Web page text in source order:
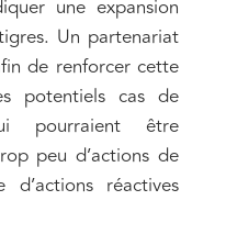
une expansion
Un partenariat
de renforcer cette
potentiels cas de
pourraient être
peu d’actions de
réactives